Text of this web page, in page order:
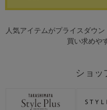
人気アイテムがプライスダウ
買い求めや
ショッ